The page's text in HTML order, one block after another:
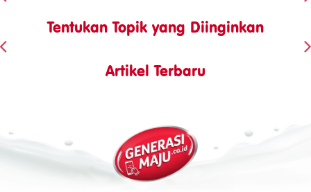
Tentukan Topik yang Diinginkan
Artikel Terbaru